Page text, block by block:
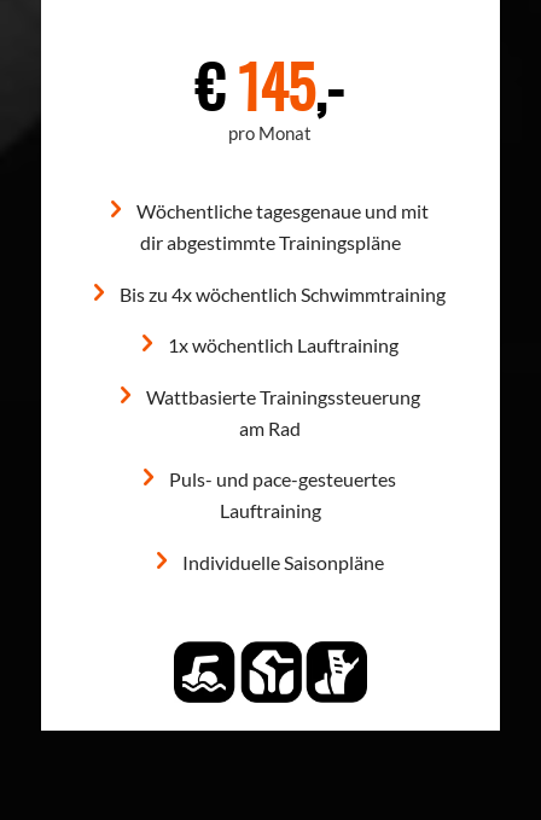
€145,-
pro Monat
Wöchentliche tagesgenaue und mit
dir abgestimmte Trainingspläne
Bis zu 4x wöchentlich Schwimmtraining
1x wöchentlich Lauftraining
Wattbasierte Trainingssteuerung
am Rad
Puls- und pace-gesteuertes
Lauftraining
Individuelle Saisonpläne